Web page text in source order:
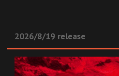
2026/8/19 release